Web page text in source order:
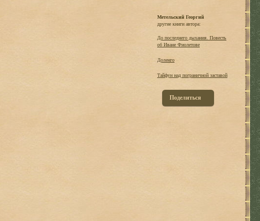
Метельский Георгий
другие книги автора:
До последнего дыхания. Повесть
об Иване Фиолетове
Доленго
Тайфун над пограничной заставой
Поделиться